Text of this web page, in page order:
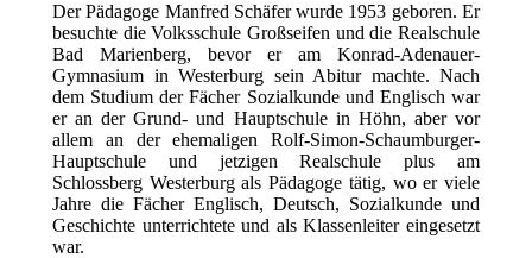
Der Pädagoge Manfred Schäfer wurde 1953 geboren. Er
besuchte die Volksschule Großseifen und die Realschule
Bad Marienberg, bevor er am Konrad-Adenauer-
Gymnasium in Westerburg sein Abitur machte. Nach
dem Studium der Fächer Sozialkunde und Englisch war
er an der Grund- und Hauptschule in Höhn, aber vor
allem an der ehemaligen Rolf-Simon-Schaumburger-
Hauptschule und jetzigen Realschule plus am
Schlossberg Westerburg als Pädagoge tätig, wo er viele
Jahre die Fächer Englisch, Deutsch, Sozialkunde und
Geschichte unterrichtete und als Klassenleiter eingesetzt
war.